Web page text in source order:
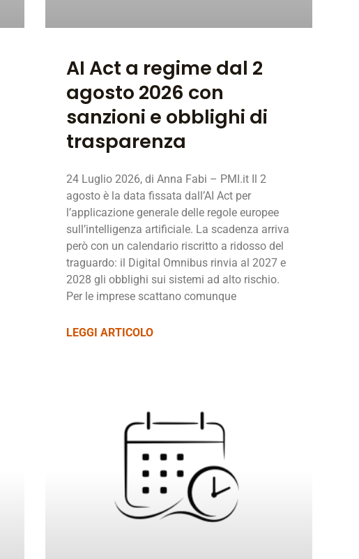
AI Act a regime dal 2
agosto 2026 con
sanzioni e obblighi di
trasparenza
24 Luglio 2026, di Anna Fabi – PMI.it Il 2
agosto è la data fissata dall’AI Act per
l’applicazione generale delle regole europee
sull’intelligenza artificiale. La scadenza arriva
però con un calendario riscritto a ridosso del
traguardo: il Digital Omnibus rinvia al 2027 e
2028 gli obblighi sui sistemi ad alto rischio.
Per le imprese scattano comunque
LEGGI ARTICOLO